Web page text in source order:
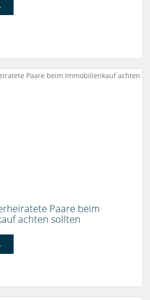
Paare beim
achten sollten